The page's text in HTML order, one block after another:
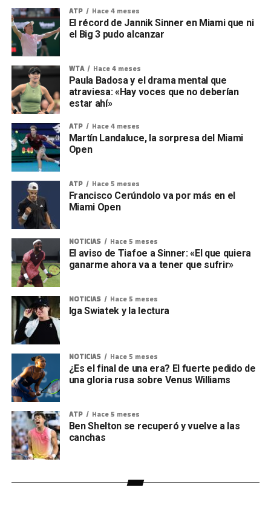
ATP Hace 4 meses
El récord de Jannik Sinner en Miami que ni
el Big 3 pudo alcanzar
WTA Hace 4 meses
Paula Badosa y el drama mental que
atraviesa: «Hay voces que no deberían
estar ahí»
ATP Hace 4 meses
Martín Landaluce, la sorpresa del Miami
Open
ATP Hace 5 meses
Francisco Cerúndolo va por más en el
Miami Open
NOTICIAS Hace 5 meses
El aviso de Tiafoe a Sinner: «El que quiera
ganarme ahora va a tener que sufrir»
NOTICIAS Hace 5 meses
Iga Swiatek y la lectura
NOTICIAS Hace 5 meses
¿Es el final de una era? El fuerte pedido de
una gloria rusa sobre Venus Williams
ATP Hace 5 meses
Ben Shelton se recuperó y vuelve a las
canchas